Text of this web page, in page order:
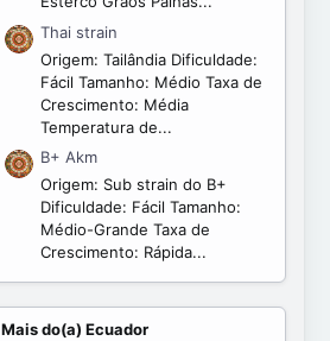
Thai strain
Origem: Tailândia Dificuldade:
Fácil Tamanho: Médio Taxa de
Crescimento: Média
Temperatura de...
B+ Akm
Origem: Sub strain do B+
Dificuldade: Fácil Tamanho:
Médio-Grande Taxa de
Crescimento: Rápida...
Mais do(a) Ecuador